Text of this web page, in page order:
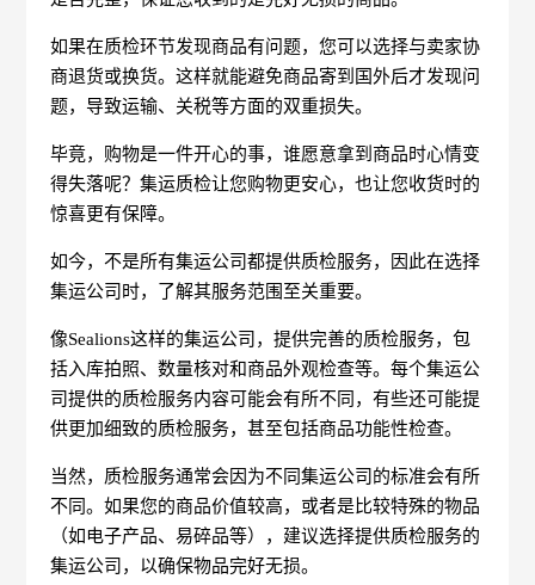
如果在质检环节发现商品有问题，您可以选择与卖家协
商退货或换货。这样就能避免商品寄到国外后才发现问
题，导致运输、关税等方面的双重损失。
毕竟，购物是一件开心的事，谁愿意拿到商品时心情变
得失落呢？集运质检让您购物更安心，也让您收货时的
惊喜更有保障。
如今，不是所有集运公司都提供质检服务，因此在选择
集运公司时，了解其服务范围至关重要。
像Sealions这样的集运公司，提供完善的质检服务，包
括入库拍照、数量核对和商品外观检查等。每个集运公
司提供的质检服务内容可能会有所不同，有些还可能提
供更加细致的质检服务，甚至包括商品功能性检查。
当然，质检服务通常会因为不同集运公司的标准会有所
不同。如果您的商品价值较高，或者是比较特殊的物品
（如电子产品、易碎品等），建议选择提供质检服务的
集运公司，以确保物品完好无损。